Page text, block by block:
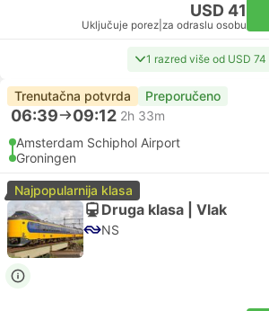
USD 41
Uključuje porez za odraslu osobu
1 razred više od USD 74
Trenutačna potvrda Preporučeno
06:39 09:12 2h 33m
Amsterdam Schiphol Airport
Groningen
Najpopularnija klasa
Druga klasa | Vlak
NS